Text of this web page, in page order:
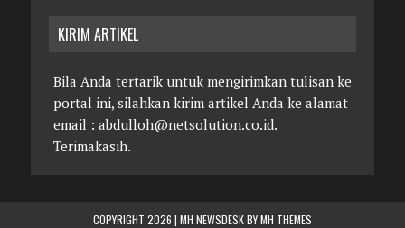
KIRIM ARTIKEL
Bila Anda tertarik untuk mengirimkan tulisan ke
portal ini, silahkan kirim artikel Anda ke alamat
email : abdulloh@netsolution.co.id.
Terimakasih.
COPYRIGHT 2026 | MH NEWSDESK BYMH THEMES